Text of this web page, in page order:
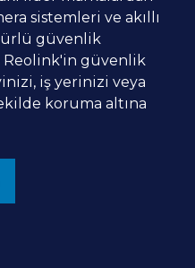
sistemleri ve akıllı
güvenlik
Reolink'in güvenlik
iş yerinizi veya
koruma altına